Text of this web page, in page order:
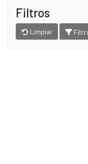
Filtros
Limpiar